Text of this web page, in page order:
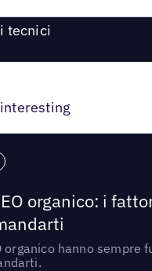
tecnici
organico: i
organico hanno